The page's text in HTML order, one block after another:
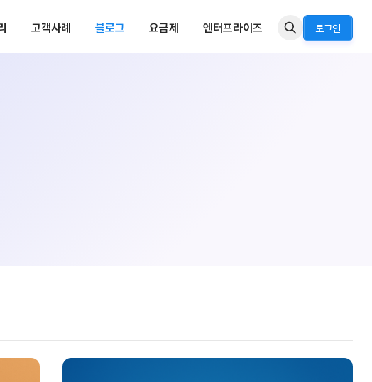
고객사례 블로그 요금제 엔터프라이즈 로그인